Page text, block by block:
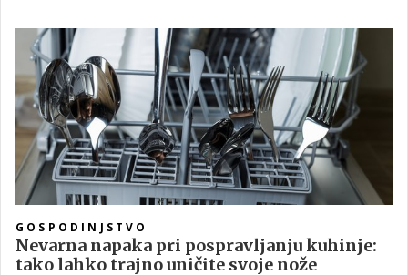
preprečiti nepotrebno porabo in nevarnosti, kot so požari?
GOSPODINJSTVO
Nevarna napaka pri pospravljanju kuhinje:
tako lahko trajno uničite svoje nože